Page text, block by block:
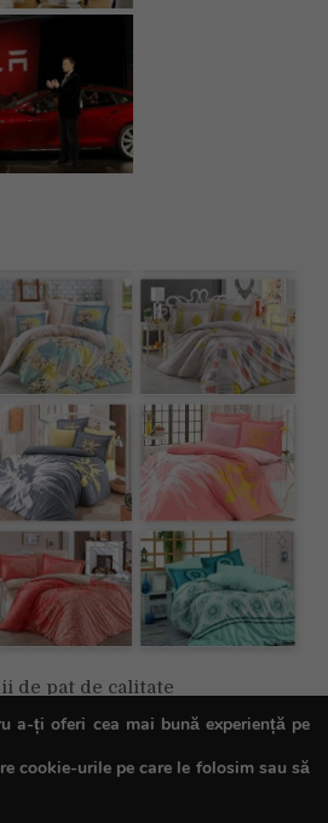
de pat de calitate
a-ți oferi cea mai bună experiență pe
cookie-urile pe care le folosim sau să